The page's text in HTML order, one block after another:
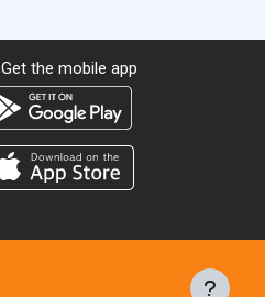
Get the mobile app